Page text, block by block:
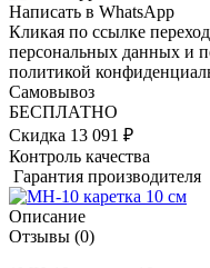
Написать в WhatsApp
Кликая по ссылке
персональных данных и
политикой
Самовывоз
БЕСПЛАТНО
Скидка 13 091 ₽
Контроль качества
Гарантия производителя
Описание
Отзывы (0)